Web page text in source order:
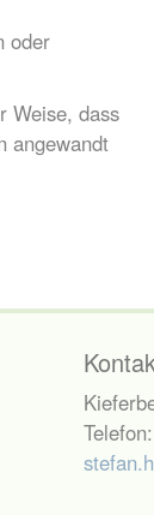
oder
Weise, dass
angewandt